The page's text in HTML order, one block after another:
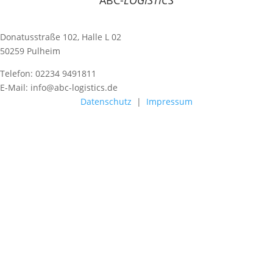
Donatusstraße 102, Halle L 02
50259 Pulheim
Telefon: 02234 9491811
E-Mail: info@abc-logistics.de
Datenschutz | Impressum